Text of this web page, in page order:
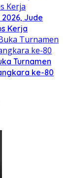
Jude
Kerja
Turnamen
ke-80